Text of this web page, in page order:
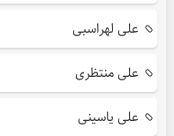
علی لهراسبی
علی منتظری
علی یاسینی